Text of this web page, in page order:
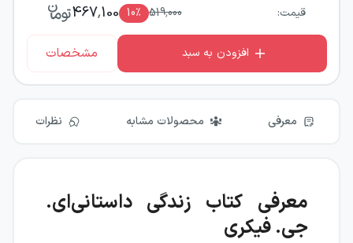
قیمت: 519,000
10٪ 467,100
افزودن به سبد مشخصات
معرفی محصولات مشابه نظرات
معرفی کتاب زندگی داستانی‌ای.
جی. فیکری